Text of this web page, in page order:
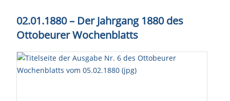
02.01.1880 – Der Jahrgang 1880 des
Ottobeurer Wochenblatts